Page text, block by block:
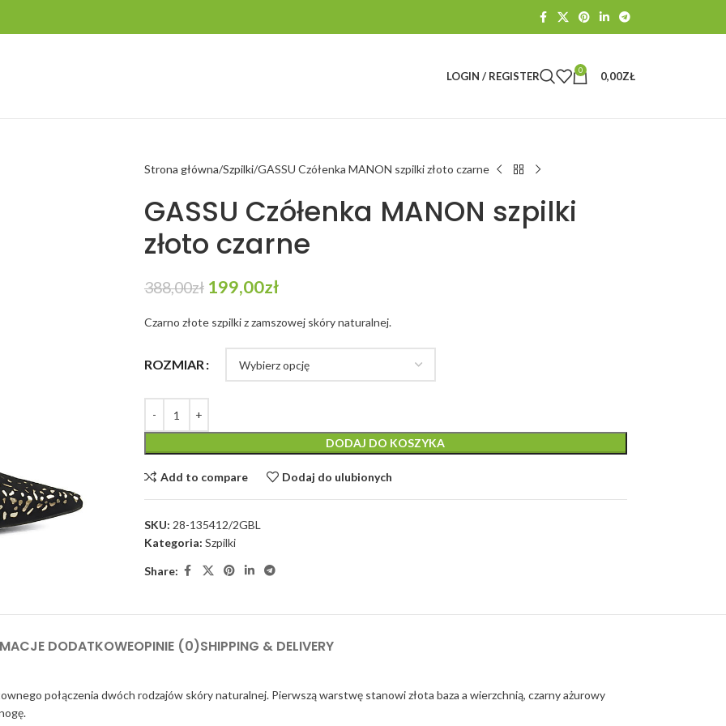
LOGIN / REGISTER 0 0,00ZŁ
Strona główna Szpilki GASSU Czółenka MANON szpilki złoto czarne
GASSU Czółenka MANON szpilki
złoto czarne
388,00zł 199,00zł
Czarno złote szpilki z zamszowej skóry naturalnej.
ROZMIAR
DODAJ DO KOSZYKA
Add to compare Dodaj do ulubionych
SKU: 28-135412/2GBL
Kategoria: Szpilki
Share:
DODATKOWEOPINIE (0)SHIPPING & DELIVERY
połączenia dwóch rodzajów skóry naturalnej. Pierwszą warstwę stanowi złota baza a wierzchnią, czarny ażurowy